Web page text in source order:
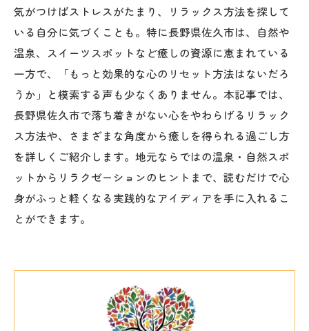
気がつけばストレスがたまり、リラックス方法を探して
いる自分に気づくことも。特に長野県佐久市は、自然や
温泉、スイーツスポットなど癒しの資源に恵まれている
一方で、「もっと効果的な心のリセット方法はないだろ
うか」と模索する声も少なくありません。本記事では、
長野県佐久市で落ち着きがない心をやわらげるリラック
ス方法や、さまざまな角度から癒しを得られる過ごし方
を詳しくご紹介します。地元ならではの温泉・自然スポ
ットからリラクゼーションのヒントまで、読むだけで心
身がふっと軽くなる実践的なアイディアを手に入れるこ
とができます。